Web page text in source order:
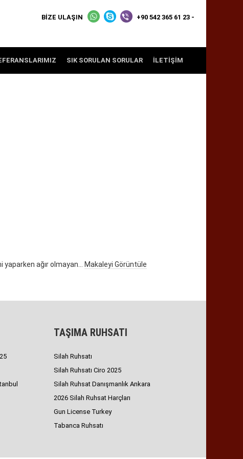
BİZE ULAŞIN +90 542 365 61 23 -
SIK SORULAN SORULAR İLETIŞIM
ağır olmayan... Makaleyi Görüntüle
TAŞIMA RUHSATI
Silah Ruhsatı
Silah Ruhsatı Ciro 2025
Silah Ruhsat Danışmanlık Ankara
2026 Silah Ruhsat Harçları
Gun License Turkey
Tabanca Ruhsatı